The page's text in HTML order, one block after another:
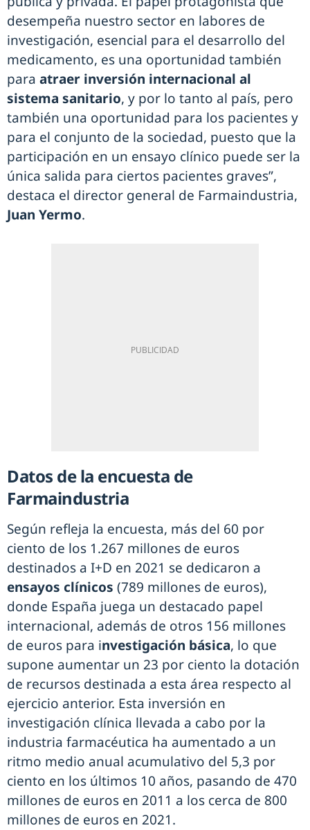
desempeña nuestro sector en labores de
investigación, esencial para el desarrollo del
medicamento, es una oportunidad también
para atraer inversión internacional al
sistema sanitario, y por lo tanto al país, pero
también una oportunidad para los pacientes y
para el conjunto de la sociedad, puesto que la
participación en un ensayo clínico puede ser la
única salida para ciertos pacientes graves”,
destaca el director general de Farmaindustria,
Juan Yermo.
Datos de la encuesta de
Farmaindustria
Según refleja la encuesta, más del 60 por
ciento de los 1.267 millones de euros
destinados a I+D en 2021 se dedicaron a
ensayos clínicos (789 millones de euros),
donde España juega un destacado papel
internacional, además de otros 156 millones
de euros para investigación básica, lo que
supone aumentar un 23 por ciento la dotación
de recursos destinada a esta área respecto al
ejercicio anterior. Esta inversión en
investigación clínica llevada a cabo por la
industria farmacéutica ha aumentado a un
ritmo medio anual acumulativo del 5,3 por
ciento en los últimos 10 años, pasando de 470
millones de euros en 2011 a los cerca de 800
millones de euros en 2021.